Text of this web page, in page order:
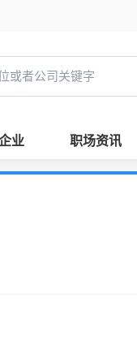
业 职场资讯